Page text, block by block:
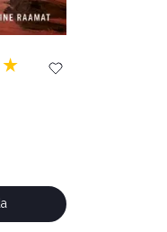
(244)
Õigus (22)